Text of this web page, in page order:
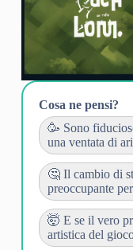
Cosa ne pensi?
🥳 Sono
una ventata di
🤔 Il cambio di
preoccupante
🤯 E se il vero
artistica del